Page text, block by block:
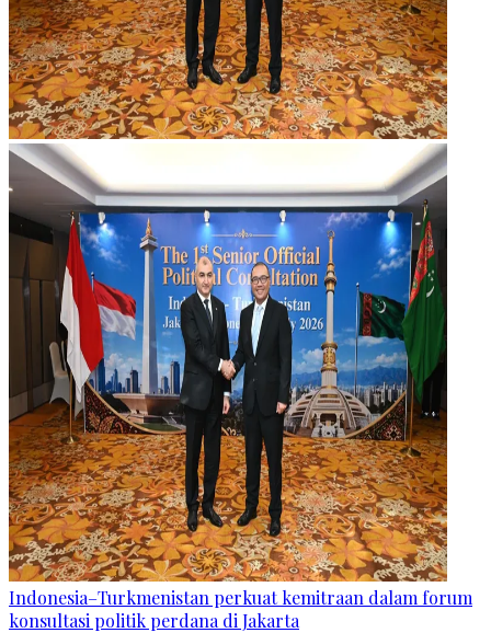
Indonesia–Turkmenistan perkuat kemitraan dalam forum
konsultasi politik perdana di Jakarta